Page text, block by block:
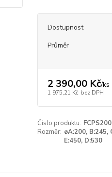
Dostupnost
Průměr
2 390,00 Kč/ks
1 975,21 Kč bez DPH
Číslo produktu: FCPS200
Rozměr: øA:200, B:245,
E:450, D:530